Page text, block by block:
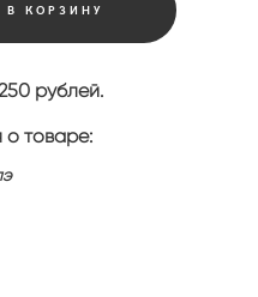
В КОРЗИНУ
рублей.
товаре: